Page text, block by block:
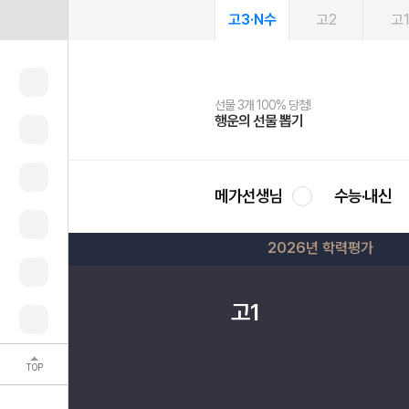
TOP
고3·N수 고2 고1
선물 3개 100% 당첨!
행운의 선물 뽑기
선물 100% 증정!
메가스터디 X 올리브
2027 러셀 단과
강사 공개선발
스마트러닝앱
설문 EVENT
메가패스
3일 무료 체험권
메가패스 수강생 무료혜택!
메가클럽 멤버십
사회공헌 캠페인
희망이룸 메가나눔
메가선생님 수능·내신
2026년 학력평가
고1